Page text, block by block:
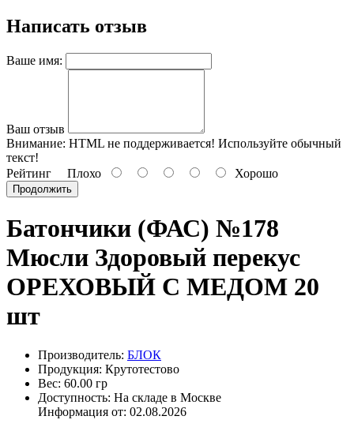
Написать отзыв
Ваше имя:
Ваш отзыв
Внимание: HTML не поддерживается! Используйте обычный
текст!
Рейтинг Плохо Хорошо
Продолжить
Батончики (ФАС) №178
Мюсли Здоровый перекус
ОРЕХОВЫЙ С МЕДОМ 20
шт
Производитель: БЛОК
Продукция: Крутотестово
Вес: 60.00 гр
Доступность: На складе в Москве
Информация от: 02.08.2026